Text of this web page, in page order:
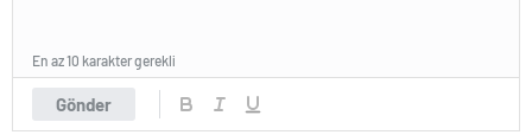
Gönder
En az 10 karakter gerekli